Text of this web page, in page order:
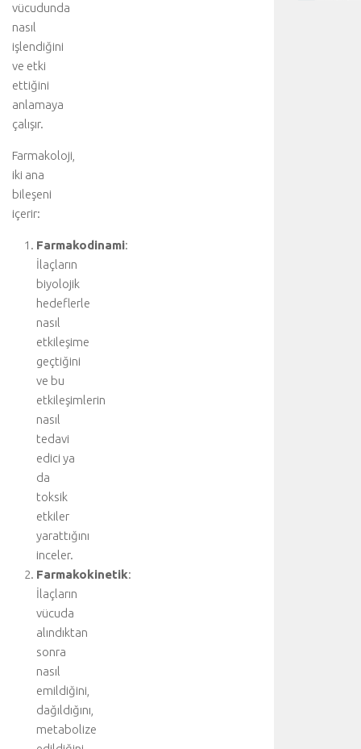
vücudunda
nasıl
işlendiğini
ve etki
ettiğini
anlamaya
çalışır.
Farmakoloji,
iki ana
bileşeni
içerir:
Farmakodinami:
İlaçların
biyolojik
hedeflerle
nasıl
etkileşime
geçtiğini
ve bu
etkileşimlerin
nasıl
tedavi
edici ya
da
toksik
etkiler
yarattığını
inceler.
Farmakokinetik:
İlaçların
vücuda
alındıktan
sonra
nasıl
emildiğini,
dağıldığını,
metabolize